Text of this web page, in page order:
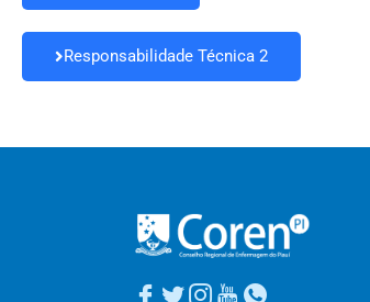
Responsabilidade Técnica 2